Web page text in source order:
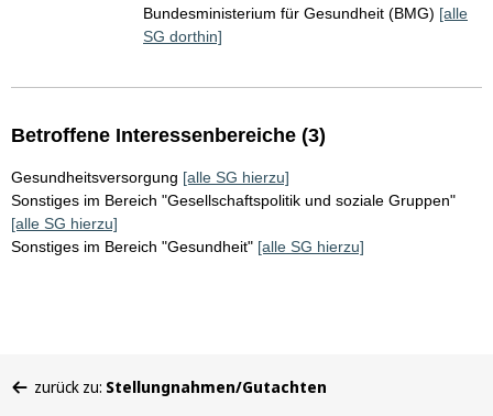
Bundesministerium für Gesundheit (BMG) [alle
SG dorthin]
Betroffene Interessenbereiche (3)
Gesundheitsversorgung [alle SG hierzu]
Sonstiges im Bereich "Gesellschaftspolitik und soziale Gruppen"
[alle SG hierzu]
Sonstiges im Bereich "Gesundheit" [alle SG hierzu]
befinden
zurück zu: Stellungnahmen/Gutachten